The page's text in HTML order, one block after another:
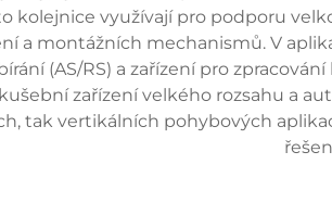
kolejnice využívají pro podporu
a montážních mechanismů. V
(AS/RS) a zařízení pro
zařízení velkého rozsahu a
tak vertikálních pohybových